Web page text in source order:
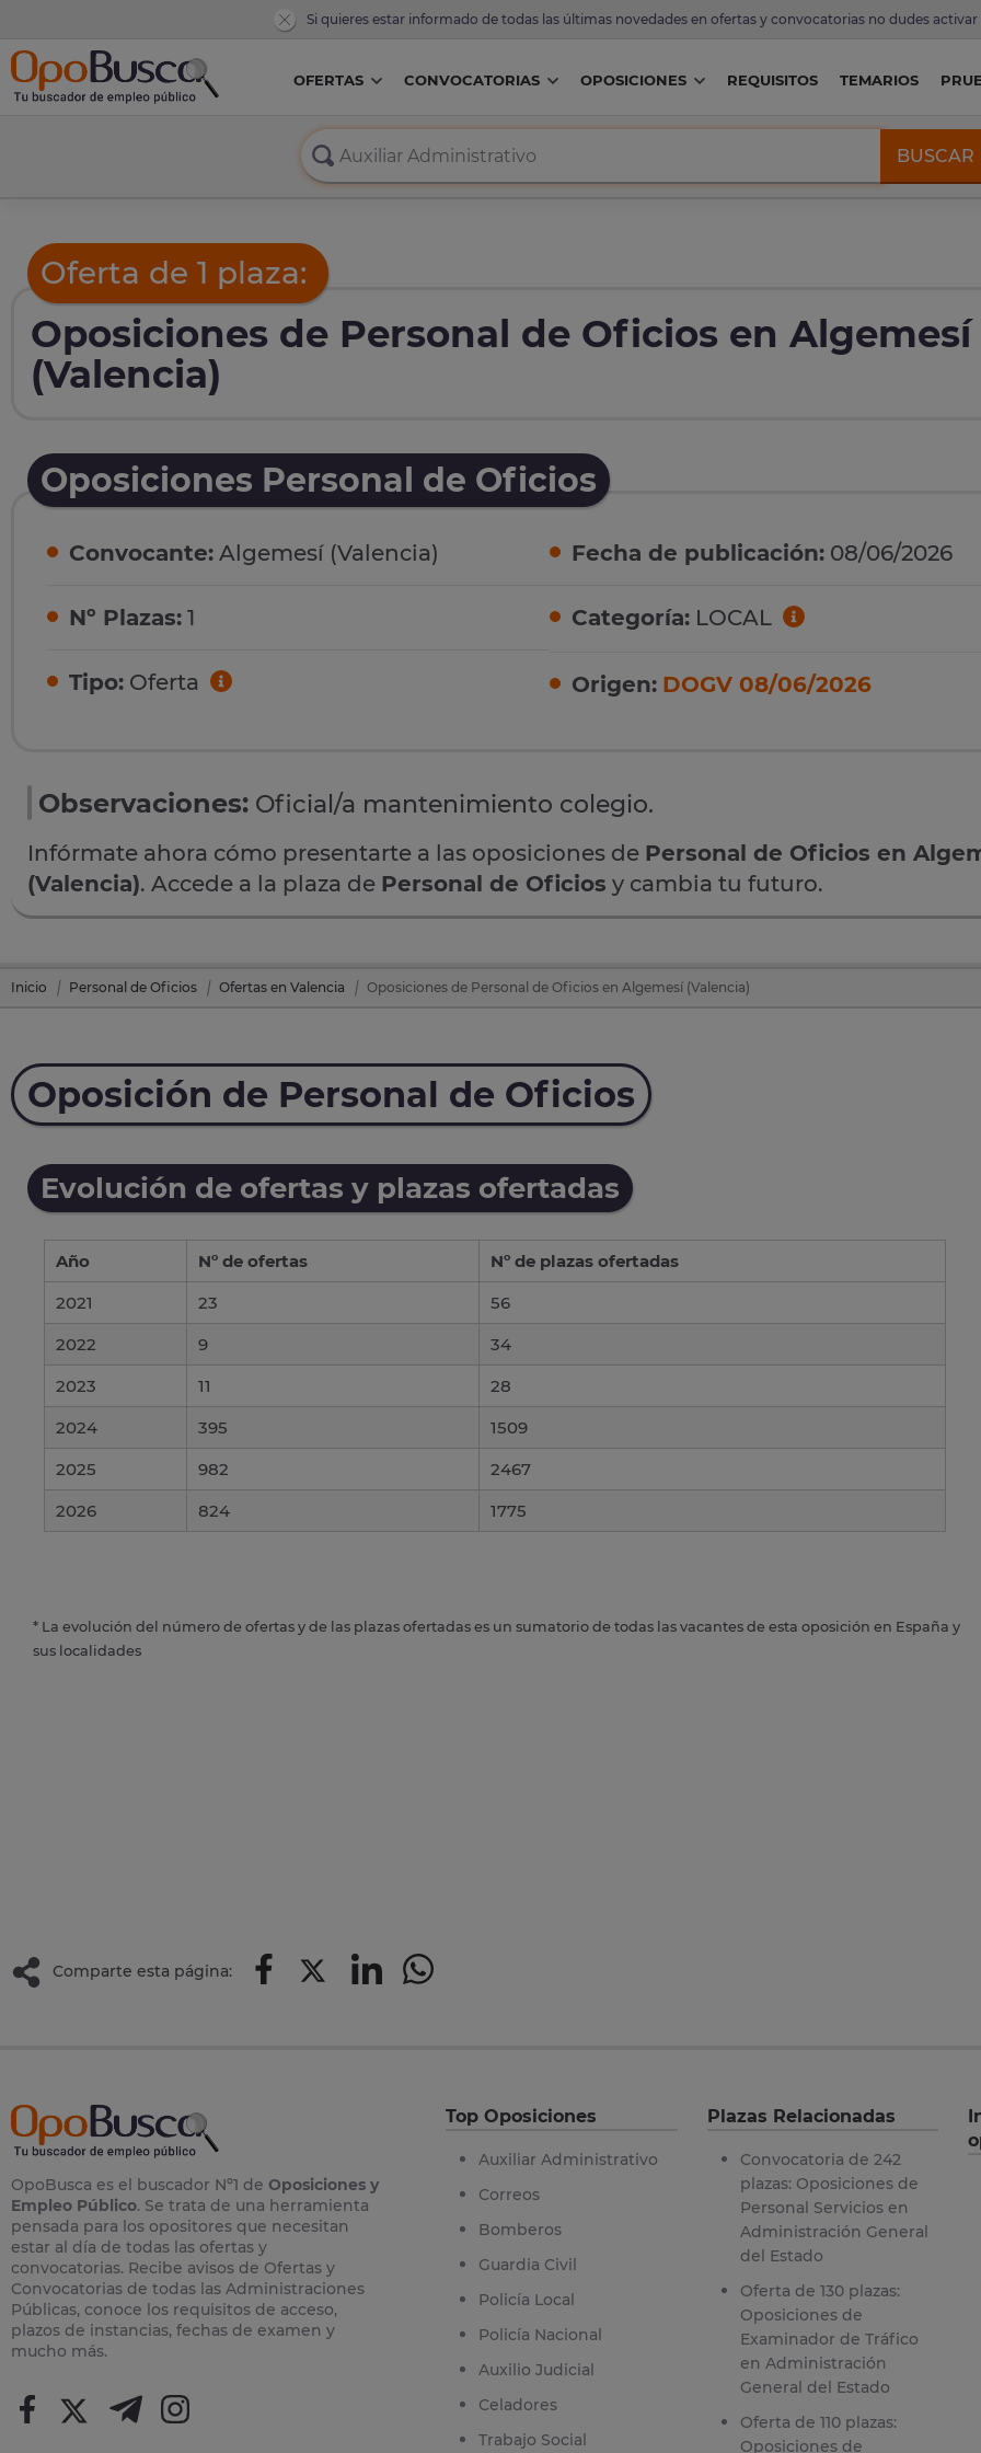
Si quieres estar informado de todas las últimas novedades en ofertas y convocatorias no dudes activar
OFERTAS CONVOCATORIAS OPOSICIONES REQUISITOS TEMARIOS
BUSCAR
Oferta de 1 plaza:
Oposiciones de Personal de Oficios en Algemesí
(Valencia)
Oposiciones Personal de Oficios
Convocante: Algemesí (Valencia)
Nº Plazas: 1
Tipo: Oferta
Fecha de publicación: 08/06/2026
Categoría: LOCAL
Origen: DOGV 08/06/2026
Observaciones: Oficial/a mantenimiento colegio.
Infórmate ahora cómo presentarte a las oposiciones de Personal de Oficios en
(Valencia). Accede a la plaza de Personal de Oficios y cambia tu futuro.
Inicio Personal de Oficios Ofertas en Valencia Oposiciones de Personal de Oficios en Algemesí (Valencia)
Oposición de Personal de Oficios
Evolución de ofertas y plazas ofertadas
Año Nº de ofertas
Nº de plazas ofertadas
2021
23
56
2022
9
34
2023
11
28
2024
395
1509
2025
982
2467
2026
824 1775
* La evolución del número de ofertas y de las plazas ofertadas es un sumatorio de todas las vacantes de esta oposición en España y
sus localidades
Comparte esta página:
OpoBusca es el buscador Nº1 de Oposiciones y
Empleo Público. Se trata de una herramienta
pensada para los opositores que necesitan
estar al día de todas las ofertas y
convocatorias. Recibe avisos de Ofertas y
Convocatorias de todas las Administraciones
Públicas, conoce los requisitos de acceso,
plazos de instancias, fechas de examen y
mucho más.
Top Oposiciones
Auxiliar Administrativo
Correos
Bomberos
Guardia Civil
Policía Local
Policía Nacional
Auxilio Judicial
Celadores
Trabajo Social
Plazas Relacionadas
Convocatoria de 242
plazas: Oposiciones de
Personal Servicios en
Administración General
del Estado
Oferta de 130 plazas:
Oposiciones de
Examinador de Tráfico
en Administración
General del Estado
Oferta de 110 plazas:
Oposiciones de